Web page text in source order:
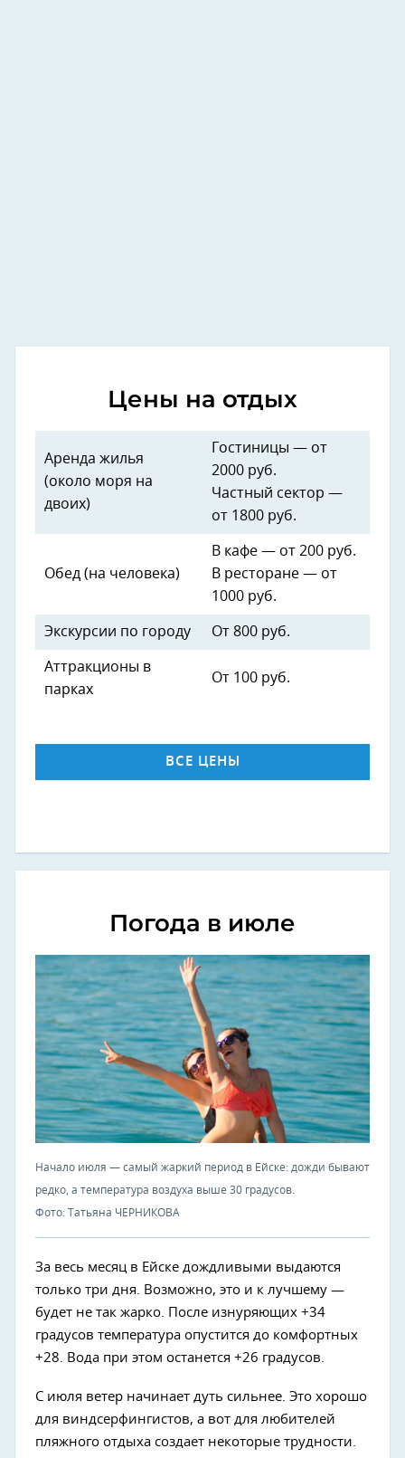
Цены на отдых
Аренда жилья
(около моря на
двоих)
Гостиницы — от
2000 руб.
Частный сектор —
от 1800 руб.
Обед (на человека)
В кафе — от 200 руб.
В ресторане — от
1000 руб.
Экскурсии по городу От 800 руб.
Аттракционы в
парках
От 100 руб.
ВСЕ ЦЕНЫ
Погода в июле
Начало июля — самый жаркий период в Ейске: дожди бывают
редко, а температура воздуха выше 30 градусов.
Фото: Татьяна ЧЕРНИКОВА
За весь месяц в Ейске дождливыми выдаются
только три дня. Возможно, это и к лучшему —
будет не так жарко. После изнуряющих +34
градусов температура опустится до комфортных
+28. Вода при этом останется +26 градусов.
С июля ветер начинает дуть сильнее. Это хорошо
для виндсерфингистов, а вот для любителей
пляжного отдыха создает некоторые трудности.